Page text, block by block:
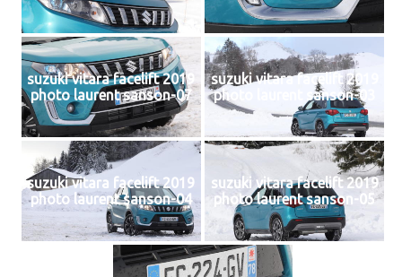
suzuki vitara facelift 2019
photo laurent sanson-07
suzuki vitara facelift 2019
photo laurent sanson-03
suzuki vitara facelift 2019
photo laurent sanson-04
suzuki vitara facelift 2019
photo laurent sanson-05